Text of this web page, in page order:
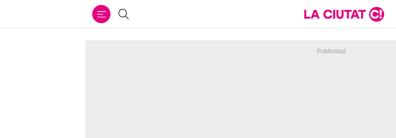
Cercar